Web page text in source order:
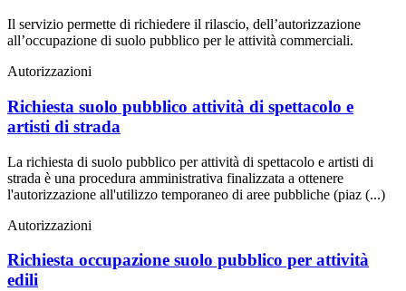
Il servizio permette di richiedere il rilascio, dell’autorizzazione
all’occupazione di suolo pubblico per le attività commerciali.
Autorizzazioni
Richiesta suolo pubblico attività di spettacolo e
artisti di strada
La richiesta di suolo pubblico per attività di spettacolo e artisti di
strada è una procedura amministrativa finalizzata a ottenere
l'autorizzazione all'utilizzo temporaneo di aree pubbliche (piaz (...)
Autorizzazioni
Richiesta occupazione suolo pubblico per attività
edili